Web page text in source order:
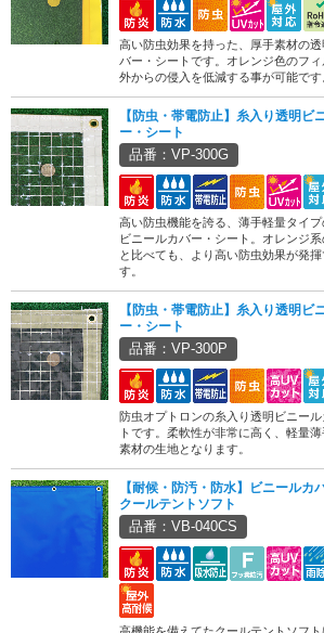
高い防虫効果を持った、厚手素材の
バー・シートです。オレンジ色のフ
外からの侵入を低減する事が可能です
【防虫・帯電防止】糸入り透明ビ
ー・シート
品番：VP-300G
高い防虫機能を誇る、薄手軽量タイプ
ビニールカバー・シート。オレンジ
と比べても、より高い防虫効果が発
す。
【防虫・帯電防止】糸入り透明ビ
ー・シート
品番：VP-300P
防虫オプトロンの糸入り透明ビニー
トです。柔軟性が非常に高く、軽量
素材の生地となります。
【耐候・防汚・防水】ビニールカ
クールテントソフト
品番：VB-040CS